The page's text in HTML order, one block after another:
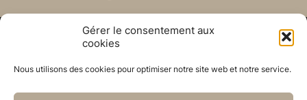
Gérer le consentement aux
cookies
Nous utilisons des cookies pour optimiser notre site web et notre service.
CGV
Réalisé par l’agence web : PixelsAgency.fr